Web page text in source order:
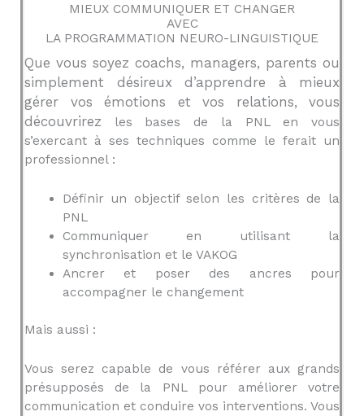
MIEUX COMMUNIQUER ET CHANGER
AVEC
LA PROGRAMMATION NEURO-LINGUISTIQUE
Que vous soyez coachs, managers, parents ou
simplement désireux d’apprendre à mieux
gérer vos émotions et vos relations, vous
découvrirez les bases de la PNL en vous
s’exercant à ses techniques comme le ferait un
professionnel :
Définir un objectif selon les critères de la
PNL
Communiquer en utilisant la
synchronisation et le VAKOG
Ancrer et poser des ancres pour
accompagner le changement
Mais aussi :
Vous serez capable de vous référer aux grands
présupposés de la PNL pour améliorer votre
communication et conduire vos interventions. Vous